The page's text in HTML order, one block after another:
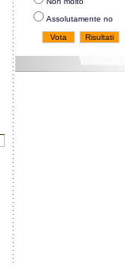
Assolutamente no